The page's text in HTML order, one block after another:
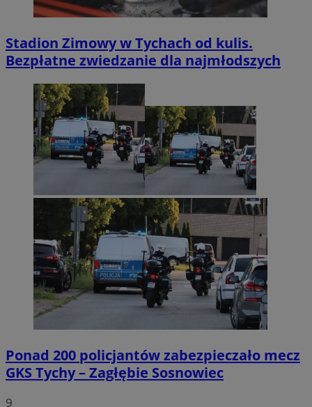
Stadion Zimowy w Tychach od kulis.
Bezpłatne zwiedzanie dla najmłodszych
Ponad 200 policjantów zabezpieczało mecz
GKS Tychy – Zagłębie Sosnowiec
9